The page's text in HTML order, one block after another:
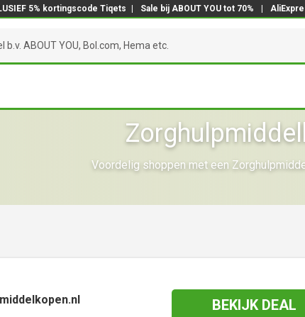
5% kortingscode Tiqets Sale bij ABOUT YOU tot 70%
Voordelig shoppen met een
BEKIJK DEAL